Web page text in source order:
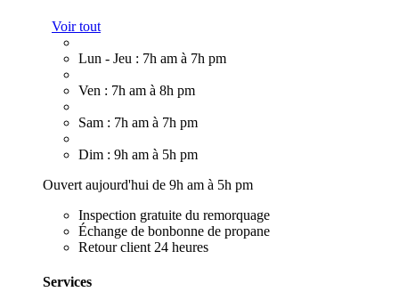
Voir tout
Lun - Jeu : 7h am à 7h pm
Ven : 7h am à 8h pm
Sam : 7h am à 7h pm
Dim : 9h am à 5h pm
Ouvert aujourd'hui de 9h am à 5h pm
Inspection gratuite du remorquage
Échange de bonbonne de propane
Retour client 24 heures
Services